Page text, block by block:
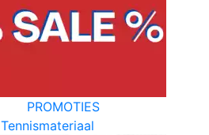
PROMOTIES
Tennismateriaal